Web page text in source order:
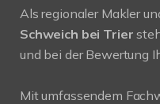
Als regionaler Makler
Schweich bei Trier
und bei der Bewertung
Mit umfassendem